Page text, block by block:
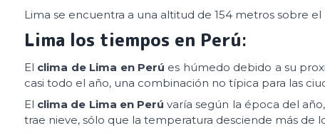
Lima se encuentra a una altitud de 154 metros sobre
Lima los tiempos en Perú:
El clima de Lima en Perú es húmedo debido a su
casi todo el año, una combinación no típica para las
El clima de Lima en Perú varía según la época del
trae nieve, sólo que la temperatura desciende más de